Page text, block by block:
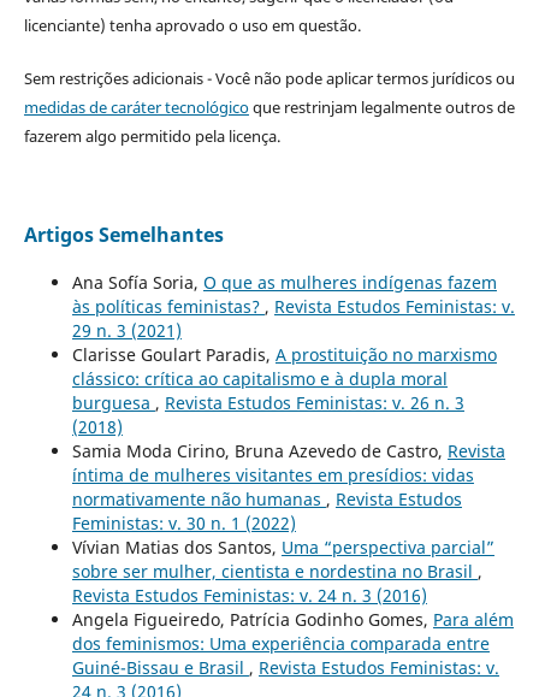
licenciante) tenha aprovado o uso em questão.
Sem restrições adicionais - Você não pode aplicar termos jurídicos ou
medidas de caráter tecnológicoque restrinjam legalmente outros de
fazerem algo permitido pela licença.
Artigos Semelhantes
Ana Sofía Soria, O que as mulheres indígenas fazem
às políticas feministas? , Revista Estudos Feministas: v.
29 n. 3 (2021)
Clarisse Goulart Paradis, A prostituição no marxismo
clássico: crítica ao capitalismo e à dupla moral
burguesa , Revista Estudos Feministas: v. 26 n. 3
(2018)
Samia Moda Cirino, Bruna Azevedo de Castro, Revista
íntima de mulheres visitantes em presídios: vidas
normativamente não humanas , Revista Estudos
Feministas: v. 30 n. 1 (2022)
Vívian Matias dos Santos, Uma “perspectiva parcial”
sobre ser mulher, cientista e nordestina no Brasil ,
Revista Estudos Feministas: v. 24 n. 3 (2016)
Angela Figueiredo, Patrícia Godinho Gomes, Para além
dos feminismos: Uma experiência comparada entre
Guiné-Bissau e Brasil , Revista Estudos Feministas: v.
24 n. 3 (2016)